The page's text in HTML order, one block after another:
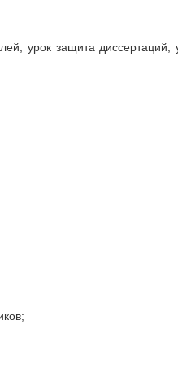
урок защита диссертаций,